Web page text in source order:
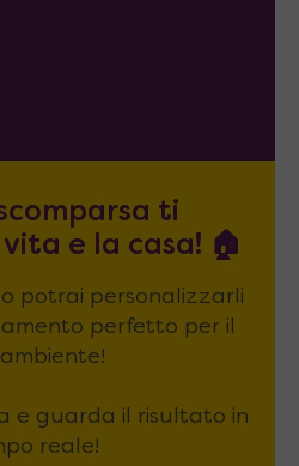
ti
e la casa! 🏠
potrai personalizzarli
perfetto per il
e guarda il risultato in
reale!